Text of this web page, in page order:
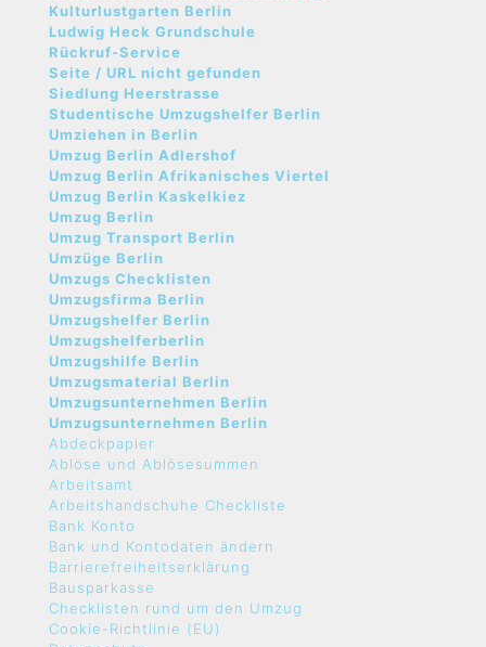
Kulturlustgarten Berlin
Ludwig Heck Grundschule
Rückruf-Service
Seite / URL nicht gefunden
Siedlung Heerstrasse
Studentische Umzugshelfer Berlin
Umziehen in Berlin
Umzug Berlin Adlershof
Umzug Berlin Afrikanisches Viertel
Umzug Berlin Kaskelkiez
Umzug Berlin
Umzug Transport Berlin
Umzüge Berlin
Umzugs Checklisten
Umzugsfirma Berlin
Umzugshelfer Berlin
Umzugshelferberlin
Umzugshilfe Berlin
Umzugsmaterial Berlin
Umzugsunternehmen Berlin
Umzugsunternehmen Berlin
Abdeckpapier
Ablöse und Ablösesummen
Arbeitsamt
Arbeitshandschuhe Checkliste
Bank Konto
Bank und Kontodaten ändern
Barrierefreiheitserklärung
Bausparkasse
Checklisten rund um den Umzug
Cookie-Richtlinie (EU)